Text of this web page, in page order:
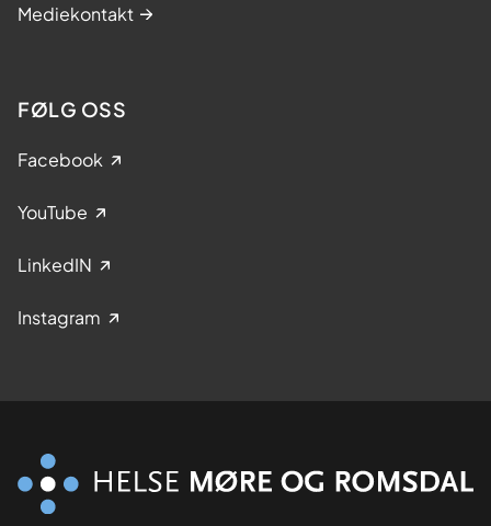
Mediekontakt
FØLG OSS
Facebook
YouTube
LinkedIN
Instagram